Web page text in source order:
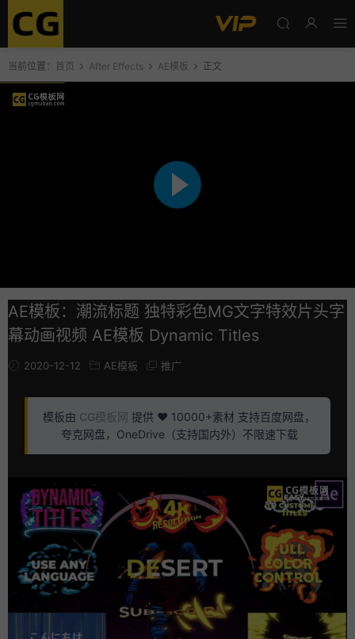
当前位置： 首页 After Effects AE模板 正文
AE模板：潮流标题 独特彩色MG文字特效片头字
幕动画视频 AE模板 Dynamic Titles
2020-12-12 AE模板 推广
模板由 CG模板网 提供 ❤️ 10000+素材 支持百度网盘，
夸克网盘，OneDrive（支持国内外）不限速下载